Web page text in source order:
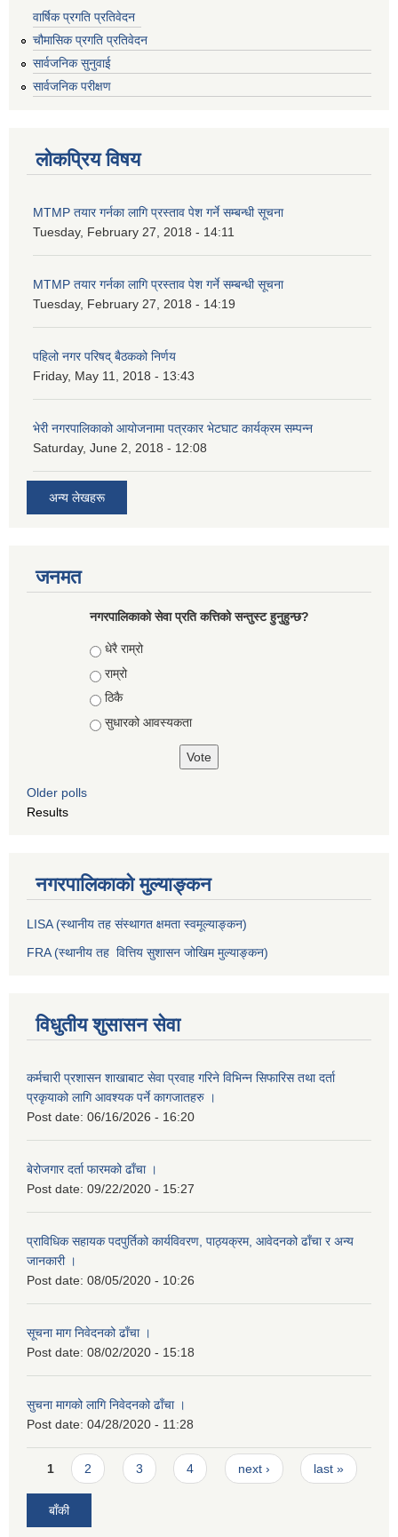
वार्षिक प्रगति प्रतिवेदन
चौमासिक प्रगति प्रतिवेदन
सार्वजनिक सुनुवाई
सार्वजनिक परीक्षण
लोकप्रिय विषय
MTMP तयार गर्नका लागि प्रस्ताव पेश गर्ने सम्बन्धी सूचना
Tuesday, February 27, 2018 - 14:11
MTMP तयार गर्नका लागि प्रस्ताव पेश गर्ने सम्बन्धी सूचना
Tuesday, February 27, 2018 - 14:19
पहिलो नगर परिषद् बैठकको निर्णय
Friday, May 11, 2018 - 13:43
भेरी नगरपालिकाको आयोजनामा पत्रकार भेटघाट कार्यक्रम सम्पन्न
Saturday, June 2, 2018 - 12:08
अन्य लेखहरू
जनमत
नगरपालिकाको सेवा प्रति कत्तिको सन्तुस्ट हुनुहुन्छ?
Choices
धेरै राम्रो
राम्रो
ठिकै
सुधारको आवस्यकता
Older polls
Results
नगरपालिकाको मुल्याङ्कन
LISA (स्थानीय तह संस्थागत क्षमता स्वमूल्याङ्कन)
FRA (स्थानीय तह वित्तिय सुशासन जोखिम मुल्याङ्कन)
विधुतीय शुसासन सेवा
कर्मचारी प्रशासन शाखाबाट सेवा प्रवाह गरिने विभिन्न सिफारिस तथा दर्ता
प्रकृयाको लागि आवश्यक पर्ने कागजातहरु ।
Post date: 06/16/2026 - 16:20
बेरोजगार दर्ता फारमको ढाँचा ।
Post date: 09/22/2020 - 15:27
प्राविधिक सहायक पदपुर्तिको कार्यविवरण, पाठ्यक्रम, आवेदनको ढाँचा र अन्य
जानकारी ।
Post date: 08/05/2020 - 10:26
सूचना माग निवेदनको ढाँचा ।
Post date: 08/02/2020 - 15:18
सुचना मागको लागि निवेदनको ढाँचा ।
Post date: 04/28/2020 - 11:28
Pages
1 2 3 4 next › last »
बाँकी